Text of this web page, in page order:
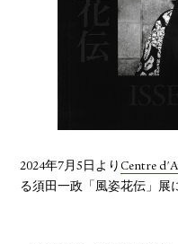
2024年7月5日よりCentre
る須田一政「風姿花伝」展
TWITTER
FACEBOOK
YOUTUBE